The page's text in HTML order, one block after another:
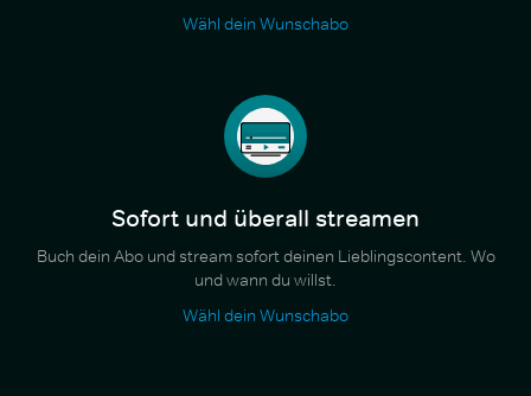
Wähl dein Wunschabo
Sofort und überall streamen
Buch dein Abo und stream sofort deinen Lieblingscontent. Wo
und wann du willst.
Wähl dein Wunschabo